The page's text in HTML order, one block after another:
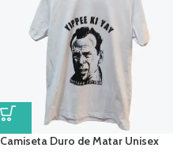
Camiseta Duro de Matar Unisex